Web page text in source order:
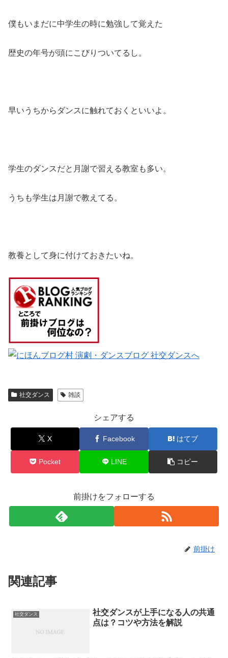
僕もいまだに中学生の時に勉強して覚えた
歴史の年号が頭にこびりついてるし。
早いうちからダンスに触れておくといいよ。
学生のダンスだと月謝で習える教室も多い。
うちも学生は月謝で教えてる。
教養として身に付けておきたいね。
社交ダンス 雑談
シェアする
X Facebook はてブ
Pocket LINE コピー
前掛けをフォローする
前掛け
関連記事
社交ダンス
社交ダンスが上手になる人の共通
点は？コツや方法を解説